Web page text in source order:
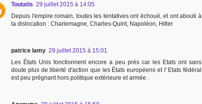
Toutatis 29 juillet 2015 à 14:05
Depuis l'empire romain, toutes les tentatives ont échoué, et ont abouti à
la dislocation : Charlemagne, Charles-Quint, Napoléon, Hitler
patrice lamy 29 juillet 2015 à 15:01
Les États Unis fonctionnent encore a peu près car les Etats ont sans
doute plus de liberté d'action que les États européens et l' Etats fédéral
est peu prégnant hors politique extérieure et armée .